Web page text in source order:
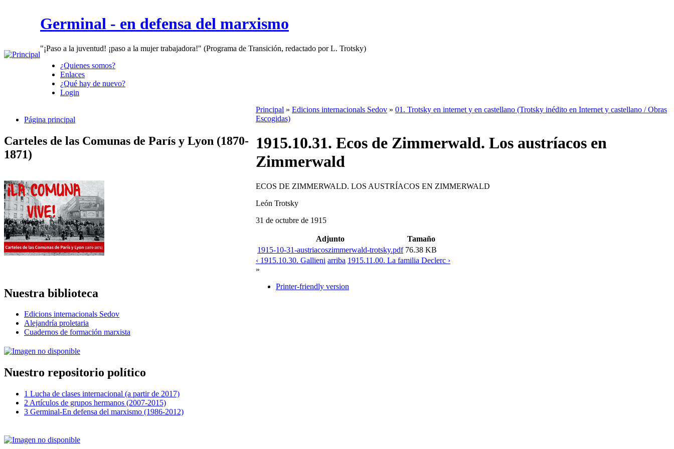
Germinal - en defensa del marxismo
"¡Paso a la juventud! ¡paso a la mujer trabajadora!" (Programa de Transición, redactado por L. Trotsky)
¿Quienes somos?
Enlaces
¿Qué hay de nuevo?
Login
Página principal
Carteles de las Comunas de París y Lyon (1870-
1871)
Nuestra biblioteca
Edicions internacionals Sedov
Alejandría proletaria
Cuadernos de formación marxista
Nuestro repositorio político
1 Lucha de clases internacional (a partir de 2017)
2 Artículos de grupos hermanos (2007-2015)
3 Germinal-En defensa del marxismo (1986-2012)
Principal » Edicions internacionals Sedov » 01. Trotsky en internet y en castellano (Trotsky inédito en Internet y castellano / Obras
Escogidas)
1915.10.31. Ecos de Zimmerwald. Los austríacos en
Zimmerwald
ECOS DE ZIMMERWALD. LOS AUSTRÍACOS EN ZIMMERWALD
León Trotsky
31 de octubre de 1915
Adjunto
Tamaño
1915-10-31-austriacoszimmerwald-trotsky.pdf 76.38 KB
‹ 1915.10.30. Gallieni arriba 1915.11.00. La familia Declerc ›
»
Printer-friendly version